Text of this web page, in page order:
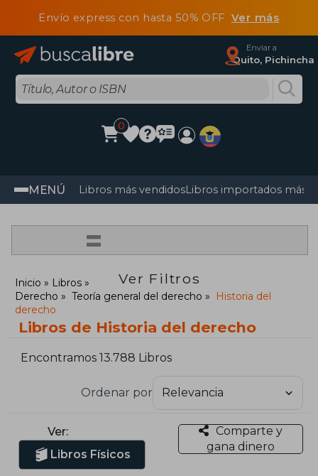
Envío express con hasta 50% OFF Ver más
Enviar a
Quito, Pichincha
0
MENÚ Libros más vendidosLibros importados más
=
Ver Filtros
Inicio
Libros
Derecho
Teoría general del derecho
Historia del
derecho
Libros de Historia del derecho
Encontramos 13.788 Libros
Ordenar por
Ver:
Libros Físicos
Comparte y
gana dinero